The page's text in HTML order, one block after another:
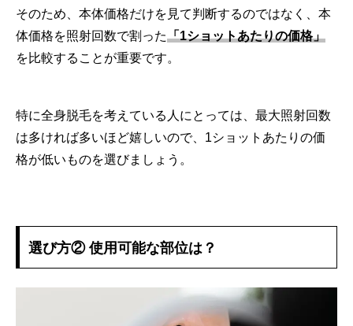
そのため、本体価格だけを見て判断するのではなく、本
体価格を照射回数で割った「1ショットあたりの価格」
を比較することが重要です。
特に全身脱毛を考えている人にとっては、最大照射回数
は多ければ多いほど嬉しいので、1ショットあたりの価
格が低いものを選びましょう。
選び方② 使用可能な部位は？